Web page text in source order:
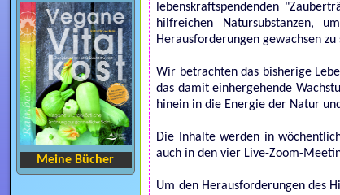
Meine Bücher
lebenskraftspendenden
hilfreichen Natursubstanzen,
Herausforderungen gewachsen zu
Wir betrachten das bisherige
das damit einhergehende
hinein in die Energie der Natur
Die Inhalte werden in
auch in den vier Live-Zoom-
Um den Herausforderungen des